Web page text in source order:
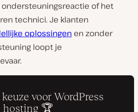
of het
technici. Je klanten
oplossingen en zonder
loopt je